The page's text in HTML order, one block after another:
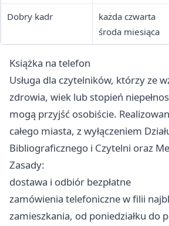
Dobry kadr
każda czwarta
środa miesiąca
Książka na telefon
Usługa dla czytelników, którzy ze
zdrowia, wiek lub stopień
mogą przyjść osobiście.
całego miasta, z wyłączeniem
Bibliograficznego i Czytelni oraz
Zasady:
dostawa i odbiór bezpłatne
zamówienia telefoniczne w filii
zamieszkania, od poniedziałku do